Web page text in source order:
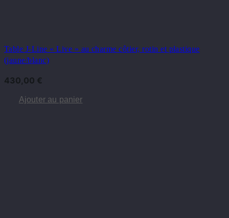
Table J-Line « Live » au charme côtier, rotin et plastique
(jaune/blanc)
430,00 €
Ajouter au panier